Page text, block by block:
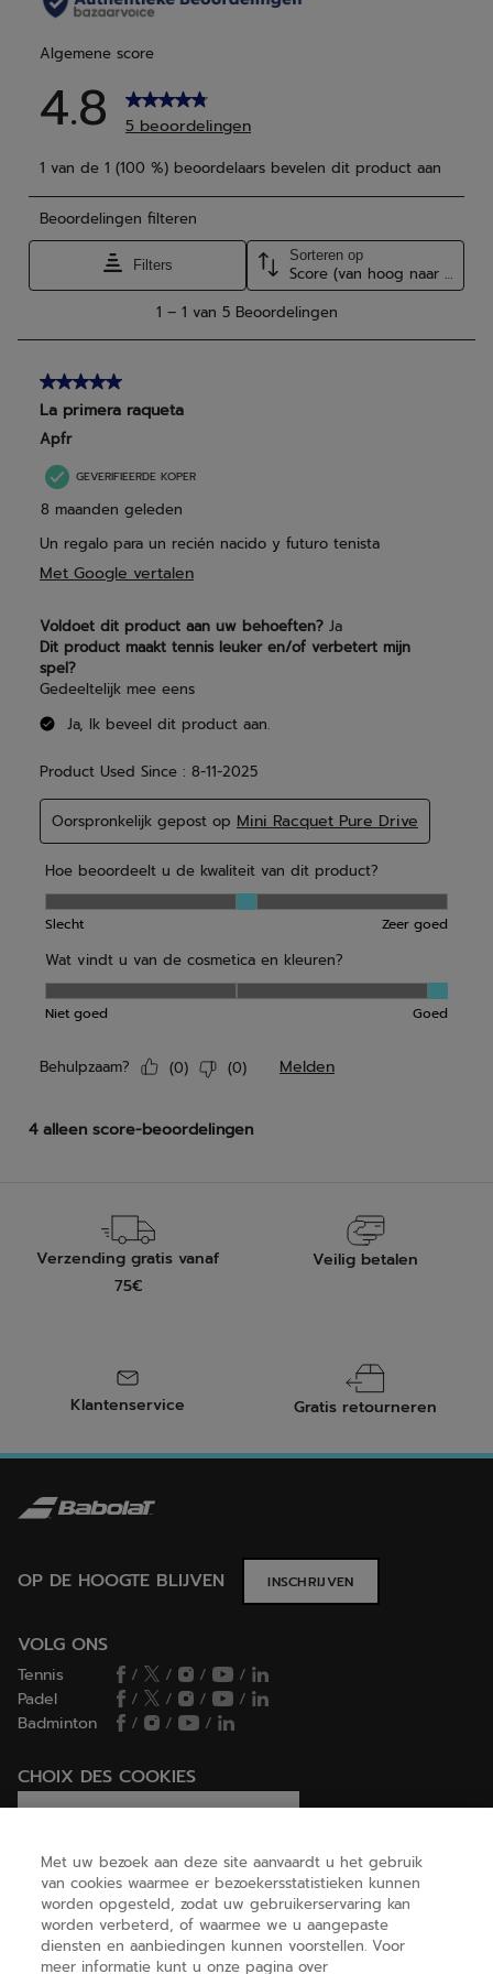
Verzending gratis vanaf
75€
Veilig betalen
Klantenservice Gratis retourneren
OP DE HOOGTE BLIJVEN INSCHRIJVEN
VOLG ONS
Tennis / / /
/
Padel
/ / /
/
Badminton
/ / /
CHOIX DES COOKIES
HELP
Met uw bezoek aan deze site aanvaardt u het gebruik
van cookies waarmee er bezoekersstatistieken kunnen
worden opgesteld, zodat uw gebruikerservaring kan
worden verbeterd, of waarmee we u aangepaste
diensten en aanbiedingen kunnen voorstellen. Voor
meer informatie kunt u onze pagina over